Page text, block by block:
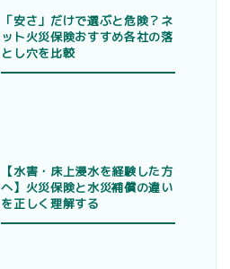
「安さ」だけで選ぶと危険？ネ
ット火災保険おすすめ各社の落
とし穴を比較
【水害・床上浸水を経験した方
へ】火災保険と水災補償の違い
を正しく理解する